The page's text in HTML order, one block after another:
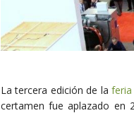
La tercera edición de laferia
certamen fue aplazado en